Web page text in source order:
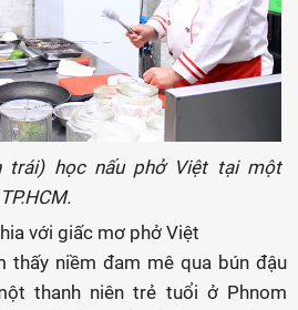
trái) học nấu phở Việt tại một
với giấc mơ phở Việt
thấy niềm đam mê qua bún đậu
thanh niên trẻ tuổi ở Phnom